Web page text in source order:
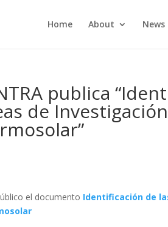
Home About News
publica
de
el documento Identificación de